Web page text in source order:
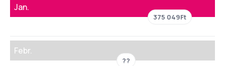
Jan.
375 049Ft
Febr.
??